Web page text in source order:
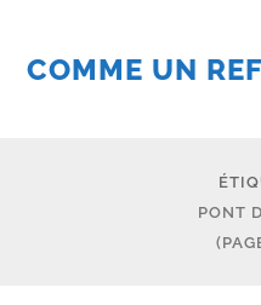
COMME UN
PONT